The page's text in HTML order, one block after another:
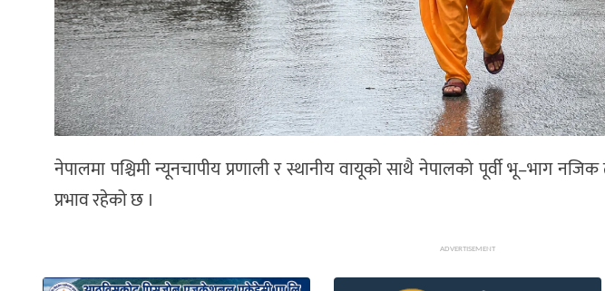
नेपालमा पश्चिमी न्यूनचापीय प्रणाली र स्थानीय वायूको साथै नेपालको पूर्वी भू–भाग
प्रभाव रहेको छ ।
ADVERTISEMENT